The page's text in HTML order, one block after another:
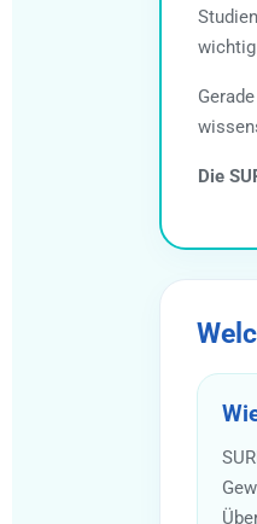
wichtig
Die